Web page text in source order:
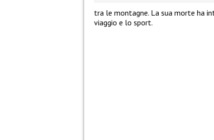
tra le montagne. La sua morte ha
viaggio e lo sport.